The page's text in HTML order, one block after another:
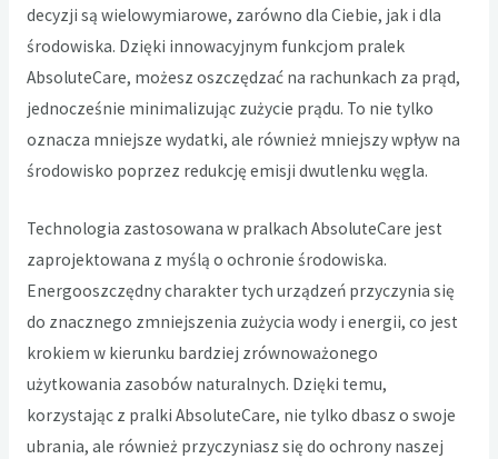
decyzji są wielowymiarowe, zarówno dla Ciebie, jak i dla
środowiska. Dzięki innowacyjnym funkcjom pralek
AbsoluteCare, możesz oszczędzać na rachunkach za prąd,
jednocześnie minimalizując zużycie prądu. To nie tylko
oznacza mniejsze wydatki, ale również mniejszy wpływ na
środowisko poprzez redukcję emisji dwutlenku węgla.
Technologia zastosowana w pralkach AbsoluteCare jest
zaprojektowana z myślą o ochronie środowiska.
Energooszczędny charakter tych urządzeń przyczynia się
do znacznego zmniejszenia zużycia wody i energii, co jest
krokiem w kierunku bardziej zrównoważonego
użytkowania zasobów naturalnych. Dzięki temu,
korzystając z pralki AbsoluteCare, nie tylko dbasz o swoje
ubrania, ale również przyczyniasz się do ochrony naszej